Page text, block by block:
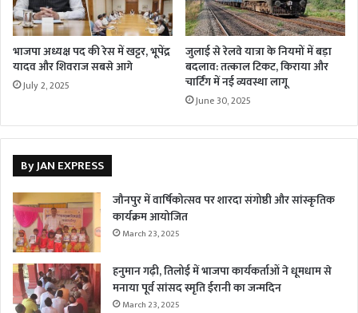
भाजपा अध्यक्ष पद की रेस में खट्टर, भूपेंद्र
यादव और शिवराज सबसे आगे
July 2, 2025
जुलाई से रेलवे यात्रा के नियमों में बड़ा
बदलाव: तत्काल टिकट, किराया और
चार्टिंग में नई व्यवस्था लागू
June 30, 2025
By JAN EXPRESS
जौनपुर में वार्षिकोत्सव पर शारदा संगोष्ठी और सांस्कृतिक
कार्यक्रम आयोजित
March 23, 2025
हनुमान गढ़ी, तिलोई में भाजपा कार्यकर्ताओं ने धूमधाम से
मनाया पूर्व सांसद स्मृति ईरानी का जन्मदिन
March 23, 2025